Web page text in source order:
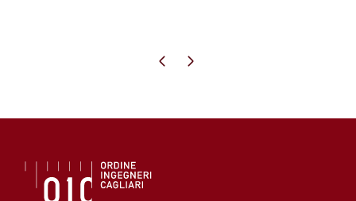
Pagina precedente
Pagina successiva